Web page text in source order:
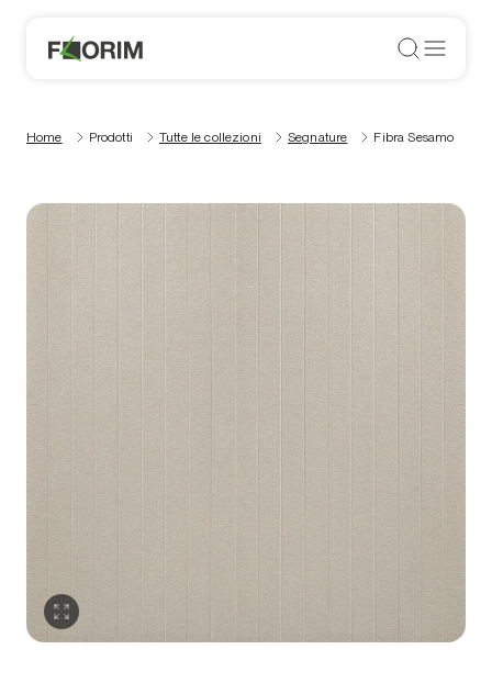
Home Prodotti Tutte le collezioni Segnature Fibra Sesamo